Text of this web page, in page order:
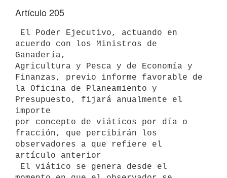
Artículo 205
acuerdo con los Ministros de
Ganadería,
Agricultura y Pesca y de Economía y
Finanzas, previo informe favorable de
la Oficina de Planeamiento y
Presupuesto, fijará anualmente el
importe
por concepto de viáticos por día o
fracción, que percibirán los
observadores a que refiere el
artículo anterior